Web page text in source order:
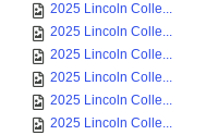
2025 Lincoln Colle...
2025 Lincoln Colle...
2025 Lincoln Colle...
2025 Lincoln Colle...
2025 Lincoln Colle...
2025 Lincoln Colle...